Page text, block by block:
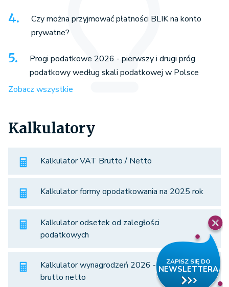
Czy można przyjmować płatności BLIK na konto
prywatne?
Progi podatkowe 2026 - pierwszy i drugi próg
podatkowy według skali podatkowej w Polsce
Zobacz wszystkie
Kalkulatory
Kalkulator VAT Brutto / Netto
Kalkulator formy opodatkowania na 2025 rok
Kalkulator odsetek od zaległości
podatkowych
Kalkulator wynagrodzeń 2026 - porównaj
brutto netto